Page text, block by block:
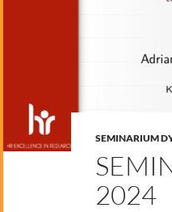
SEMINARIUM
2024